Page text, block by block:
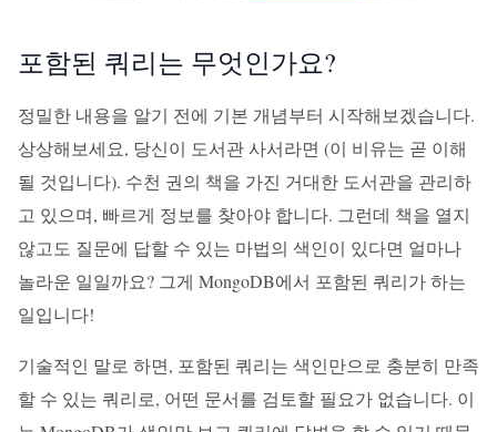
포함된 쿼리는 무엇인가요?
정밀한 내용을 알기 전에 기본 개념부터 시작해보겠습니다.
상상해보세요, 당신이 도서관 사서라면 (이 비유는 곧 이해
될 것입니다). 수천 권의 책을 가진 거대한 도서관을 관리하
고 있으며, 빠르게 정보를 찾아야 합니다. 그런데 책을 열지
않고도 질문에 답할 수 있는 마법의 색인이 있다면 얼마나
놀라운 일일까요? 그게 MongoDB에서 포함된 쿼리가 하는
일입니다!
기술적인 말로 하면, 포함된 쿼리는 색인만으로 충분히 만족
할 수 있는 쿼리로, 어떤 문서를 검토할 필요가 없습니다. 이